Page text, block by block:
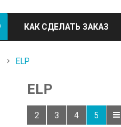
КАК СДЕЛАТЬ ЗАКАЗ
ELP
ELP
2 3 4 5